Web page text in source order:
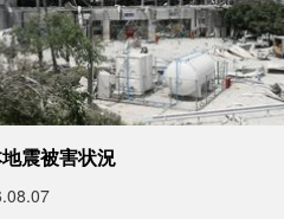
震被害状況